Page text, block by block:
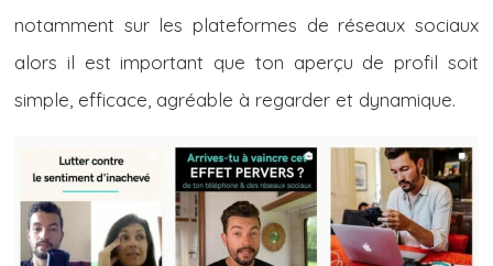
notamment sur les plateformes de réseaux sociaux
alors il est important que ton aperçu de profil soit
simple, efficace, agréable à regarder et dynamique.